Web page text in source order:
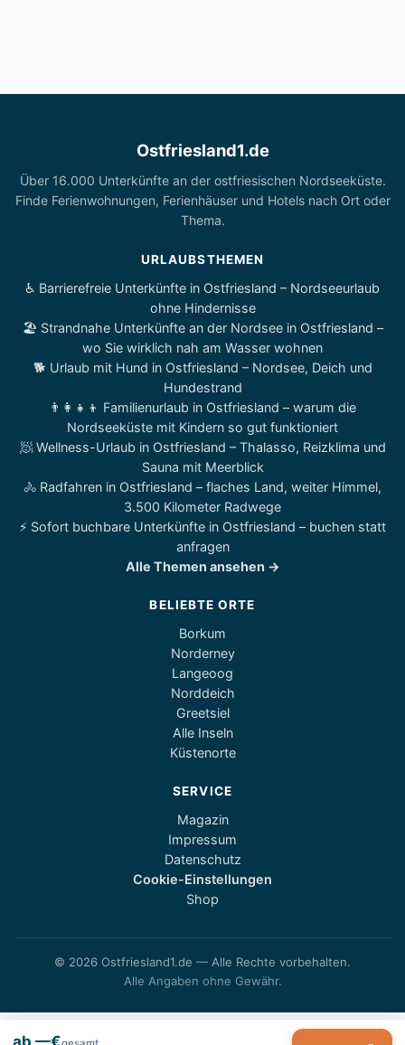
ab —€
Ostfriesland1.de
Über 16.000 Unterkünfte an der ostfriesischen Nordseeküste.
Finde Ferienwohnungen, Ferienhäuser und Hotels nach Ort oder
Thema.
URLAUBSTHEMEN
♿ Barrierefreie Unterkünfte in Ostfriesland – Nordseeurlaub
ohne Hindernisse
🏖️ Strandnahe Unterkünfte an der Nordsee in Ostfriesland –
wo Sie wirklich nah am Wasser wohnen
🐕 Urlaub mit Hund in Ostfriesland – Nordsee, Deich und
Hundestrand
👨‍👩‍👧‍👦 Familienurlaub in Ostfriesland – warum die
Nordseeküste mit Kindern so gut funktioniert
🧖 Wellness-Urlaub in Ostfriesland – Thalasso, Reizklima und
Sauna mit Meerblick
🚴 Radfahren in Ostfriesland – flaches Land, weiter Himmel,
3.500 Kilometer Radwege
⚡ Sofort buchbare Unterkünfte in Ostfriesland – buchen statt
anfragen
Alle Themen ansehen →
BELIEBTE ORTE
Borkum
Norderney
Langeoog
Norddeich
Greetsiel
Alle Inseln
Küstenorte
SERVICE
Magazin
Impressum
Datenschutz
Cookie-Einstellungen
Shop
© 2026 Ostfriesland1.de — Alle Rechte vorbehalten.
Alle Angaben ohne Gewähr.